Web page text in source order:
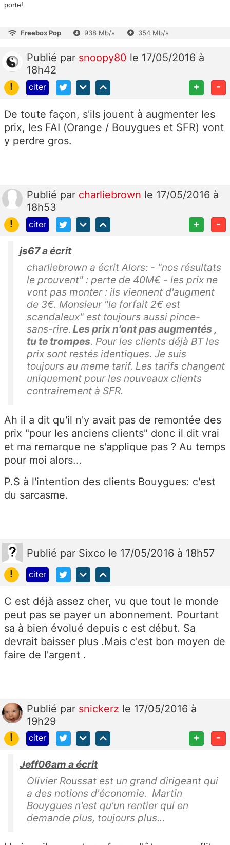
porte!
Freebox Pop 938 Mb/s 354 Mb/s
Publié par snoopy80 le 17/05/2016 à
18h42
!
citer + -
De toute façon, s'ils jouent à augmenter les
prix, les FAI (Orange / Bouygues et SFR) vont
y perdre gros.
Publié par charliebrown le 17/05/2016 à
18h53
!
citer + -
js67 a écrit
charliebrown a écrit Alors: - "nos résultats
le prouvent" : perte de 40M€ - les prix ne
vont pas monter : ils viennent d'augment
de 3€. Monsieur "le forfait 2€ est
scandaleux" est toujours aussi pince-
sans-rire. Les prix n'ont pas augmentés ,
tu te trompes. Pour les clients déjà BT les
prix sont restés identiques. Je suis
toujours au meme tarif. Les tarifs changent
uniquement pour les nouveaux clients
contrairement à SFR.
Ah il a dit qu'il n'y avait pas de remontée des
prix "pour les anciens clients" donc il dit vrai
et ma remarque ne s'applique pas ? Au temps
pour moi alors...
P.S à l'intention des clients Bouygues: c'est
du sarcasme.
Publié par Sixco le 17/05/2016 à 18h57
!
citer
C est déjà assez cher, vu que tout le monde
peut pas se payer un abonnement. Pourtant
sa à bien évolué depuis c est début. Sa
devrait baisser plus .Mais c'est bon moyen de
faire de l'argent .
Publié par snickerz le 17/05/2016 à
19h29
!
citer + -
Jeff06am a écrit
Olivier Roussat est un grand dirigeant qui
a des notions d'économie. Martin
Bouygues n'est qu'un rentier qui en
demande plus, toujours plus...